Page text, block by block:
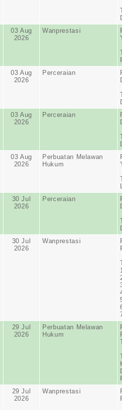
03 Aug
2026
Wanprestasi
03 Aug
2026
Perceraian
03 Aug
2026
Perceraian
03 Aug
2026
Perbuatan Melawan
Hukum
30 Jul
2026
Perceraian
30 Jul
2026
Wanprestasi
29 Jul
2026
Perbuatan Melawan
Hukum
29 Jul
2026
Wanprestasi